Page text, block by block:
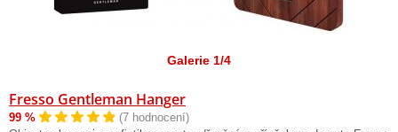
Galerie 1/4
Fresso Gentleman Hanger
99 %
(7 hodnocení)